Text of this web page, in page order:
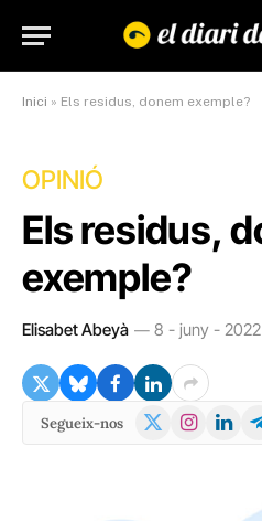
Inici » Els residus, donem exemple?
OPINIÓ
Els residus,
exemple?
Elisabet Abeyà 8 - juny -
Segueix-nos
X
Instagram